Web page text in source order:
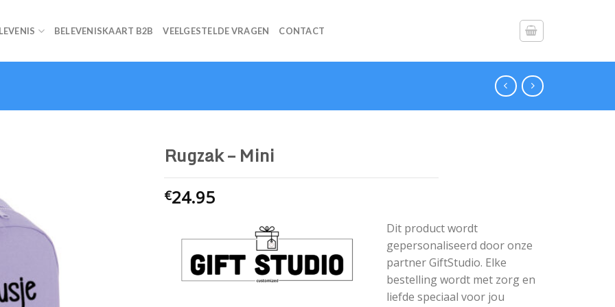
BELEVENISKAART B2B VEELGESTELDE VRAGEN CONTACT
Rugzak – Mini
€24.95
Dit product wordt
gepersonaliseerd door onze
partner GiftStudio. Elke
bestelling wordt met zorg en
liefde speciaal voor jou